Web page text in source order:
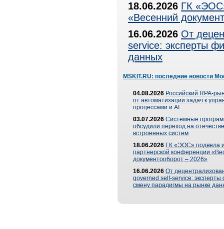
18.06.2026 ГК
«Весенний
16.06.2026 От
service: эксперты
данных
MSKIT.RU: последние новости
04.08.2026 Российский RPA-
от автоматизации задач к
процессами и AI
03.07.2026 Системные
обсудили переход на
встроенных систем
18.06.2026 ГК «ЭОС» подвела
партнерской конференции
документооборот – 2026»
16.06.2026 От
governed self-service: эксперты
смену парадигмы на рынке